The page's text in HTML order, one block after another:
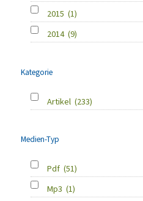
2015 (1)
2014 (9)
Kategorie
Artikel (233)
Medien-Typ
Pdf (51)
Mp3 (1)